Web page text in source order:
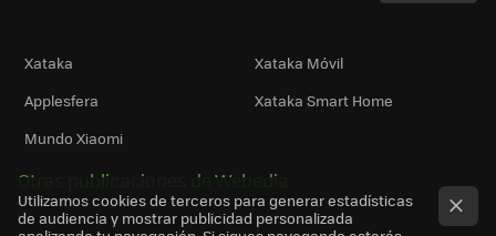
Xataka
Xataka Móvil
Applesfera
Xataka Smart Home
Mundo Xiaomi
Otras publicaciones de Webedia
Utilizamos cookies de terceros para generar estadísticas
de audiencia y mostrar publicidad personalizada